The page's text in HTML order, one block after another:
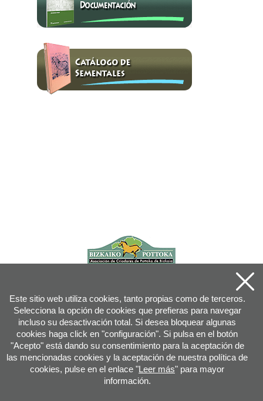
Este sitio web utiliza cookies, tanto propias como de terceros.
Selecciona la opción de cookies que prefieras para navegar
incluso su desactivación total. Si desea bloquear algunas
cookies haga click en "configuración". Si pulsa en el botón
"Acepto" está dando su consentimiento para la aceptación de
las mencionadas cookies y la aceptación de nuestra política de
cookies, pulse en el enlace "Leer más" para mayor
información.